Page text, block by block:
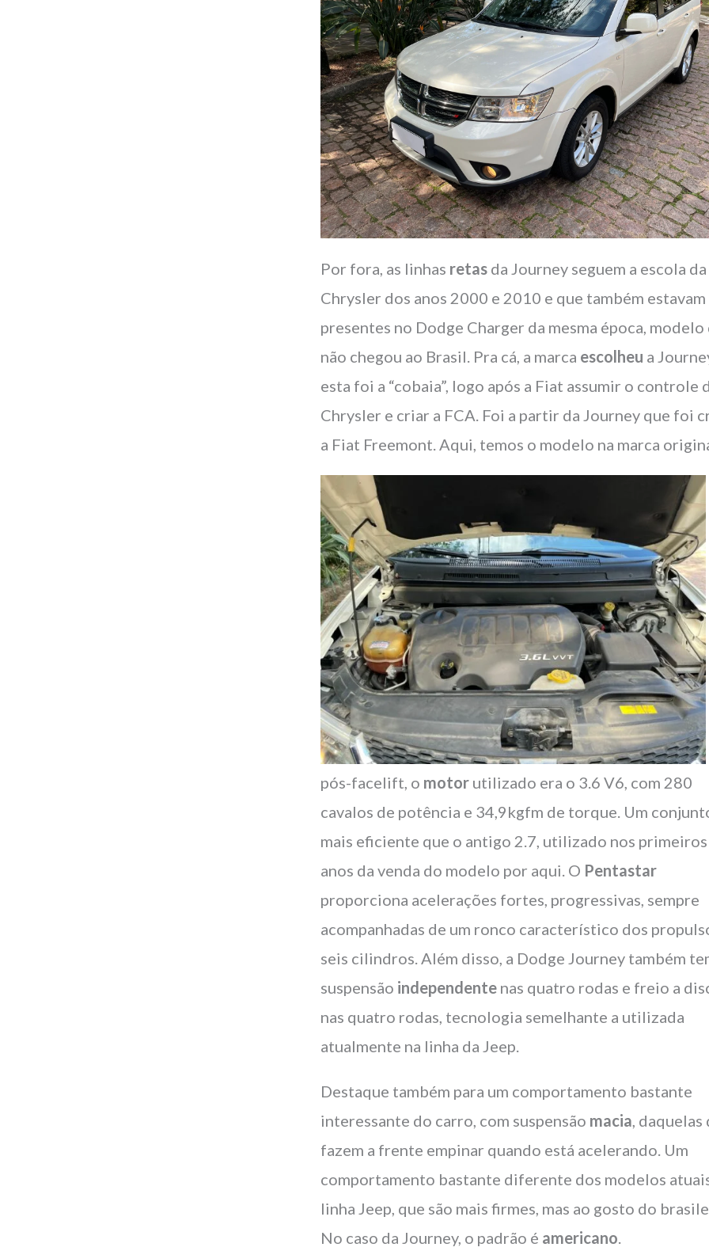
Por fora, as linhas retas da Journey seguem a escola da
Chrysler dos anos 2000 e 2010 e que também estavam
presentes no Dodge Charger da mesma época, modelo
não chegou ao Brasil. Pra cá, a marca escolheu a
esta foi a “cobaia”, logo após a Fiat assumir o controle
Chrysler e criar a FCA. Foi a partir da Journey que foi
a Fiat Freemont. Aqui, temos o modelo na marca
pós-facelift, o motor utilizado era o 3.6 V6, com 280
cavalos de potência e 34,9kgfm de torque. Um
mais eficiente que o antigo 2.7, utilizado nos primeiros
anos da venda do modelo por aqui. O Pentastar
proporciona acelerações fortes, progressivas, sempre
acompanhadas de um ronco característico dos
seis cilindros. Além disso, a Dodge Journey também
suspensão independente nas quatro rodas e freio a
nas quatro rodas, tecnologia semelhante a utilizada
atualmente na linha da Jeep.
Destaque também para um comportamento bastante
interessante do carro, com suspensão macia , daquelas
fazem a frente empinar quando está acelerando. Um
comportamento bastante diferente dos modelos
linha Jeep, que são mais firmes, mas ao gosto do
No caso da Journey, o padrão é americano